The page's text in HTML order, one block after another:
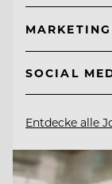
SOCIAL
Entdecke alle